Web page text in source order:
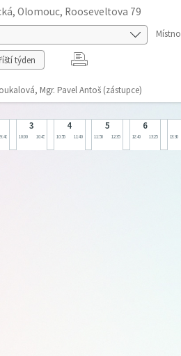
Olomouc, Rooseveltova 79
týden
Mgr. Pavel Antoš (zástupce)
9:40
3
10:00 10:45
4
10:55 11:40
5
11:50 12:35
6
12:40 13:25 13:30